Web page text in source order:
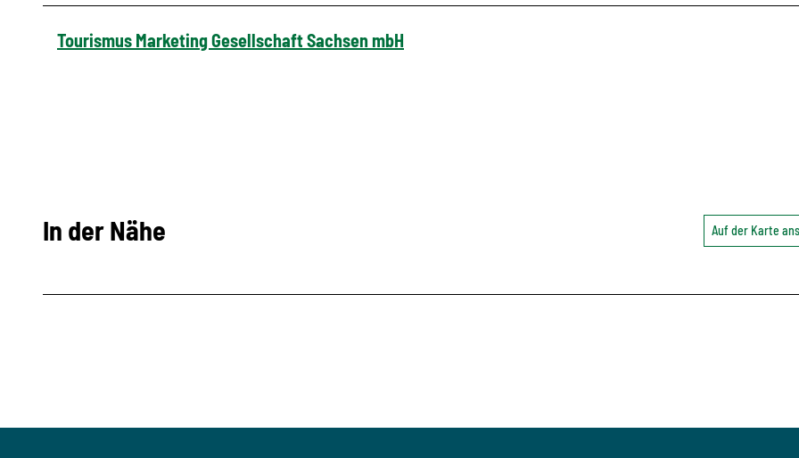
Tourismus Marketing Gesellschaft Sachsen mbH
In der Nähe Auf der Karte